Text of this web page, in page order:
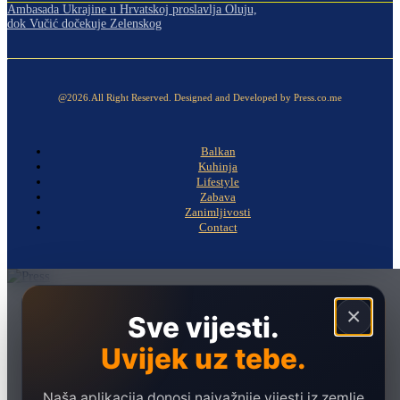
Ambasada Ukrajine u Hrvatskoj proslavlja Oluju,
dok Vučić dočekuje Zelenskog
@2026.All Right Reserved. Designed and Developed by Press.co.me
Balkan
Kuhinja
Lifestyle
Zabava
Zanimljivosti
Contact
×
Sve vijesti.
Uvijek uz tebe.